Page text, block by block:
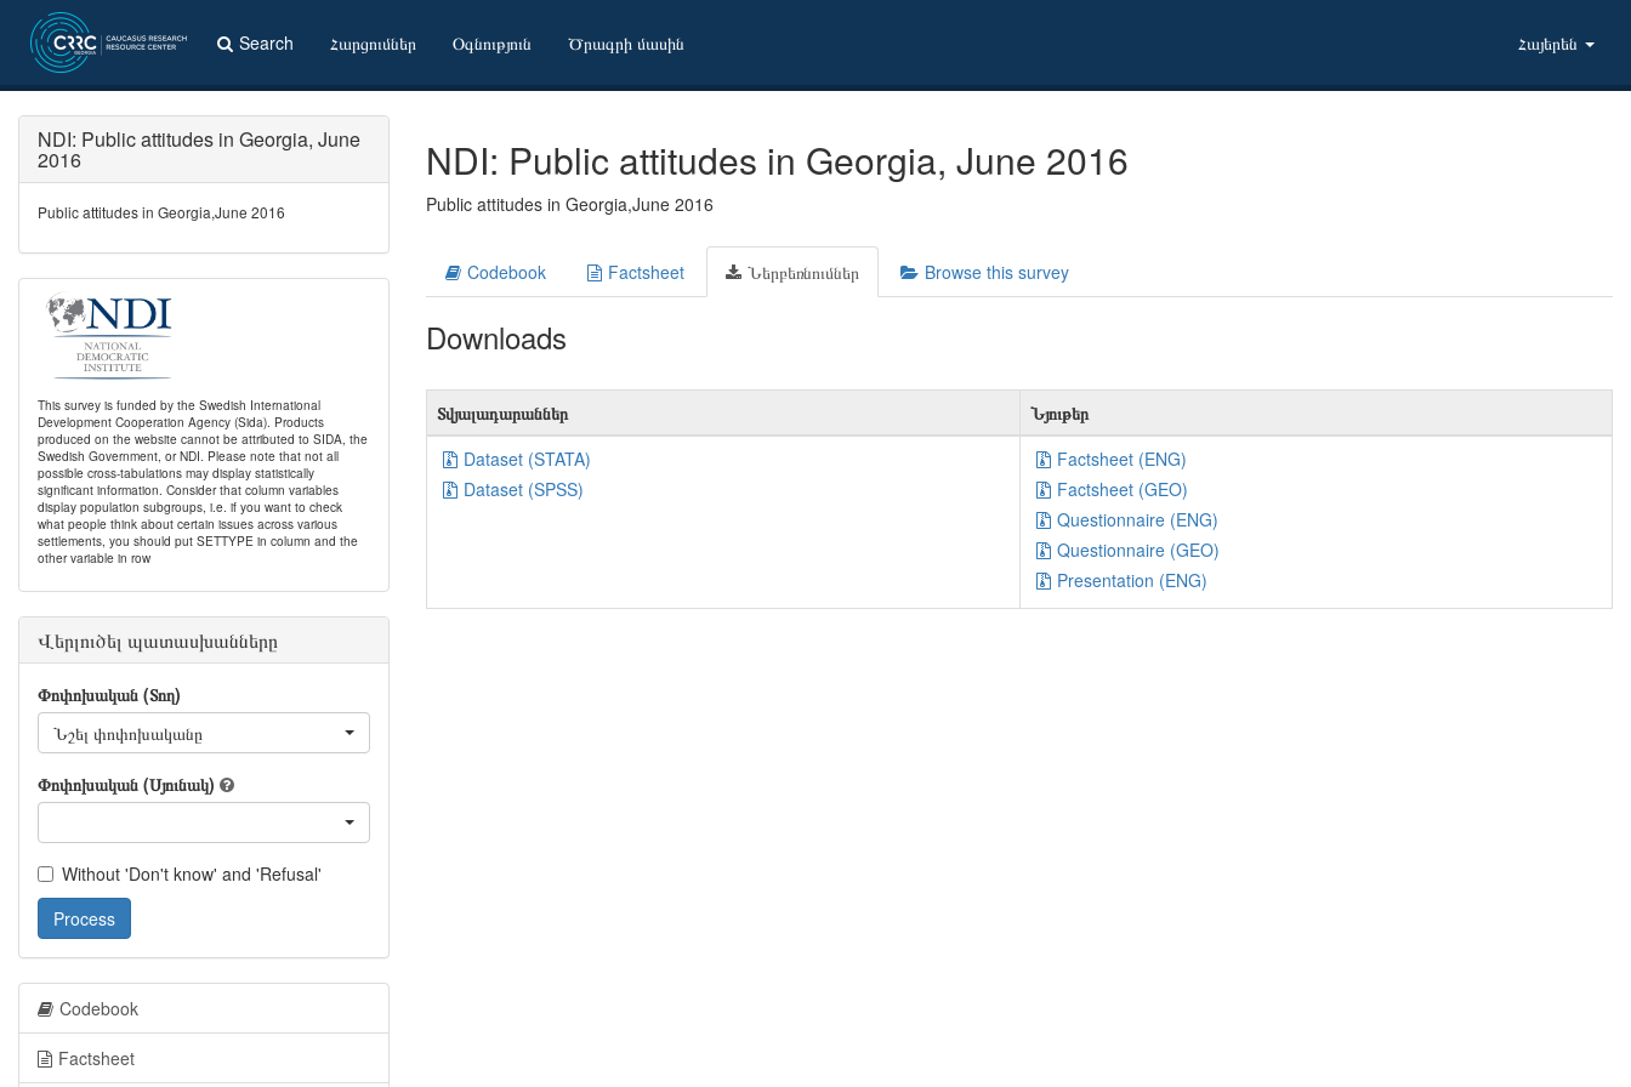
Search Հարցումներ Օգնություն Ծրագրի մասին Հայերեն
NDI: Public attitudes in Georgia, June 2016
Public attitudes in Georgia,June 2016
Codebook Factsheet Ներբեռնումներ Browse this survey
Downloads
Տվյալադարաններ
Նյութեր
Dataset (STATA)
Dataset (SPSS)
Factsheet (ENG)
Factsheet (GEO)
Questionnaire (ENG)
Questionnaire (GEO)
Presentation (ENG)
NDI: Public attitudes in Georgia, June
2016
Public attitudes in Georgia,June 2016
This survey is funded by the Swedish International
Development Cooperation Agency (Sida). Products
produced on the website cannot be attributed to SIDA, the
Swedish Government, or NDI. Please note that not all
possible cross-tabulations may display statistically
significant information. Consider that column variables
display population subgroups, i.e. if you want to check
what people think about certain issues across various
settlements, you should put SETTYPE in column and the
other variable in row
Վերլուծել պատասխանները
Փոփոխական (Տող)
Նշել փոփոխականը
Փոփոխական (Սյունակ)
Without 'Don't know' and 'Refusal'
Process
Codebook
Factsheet